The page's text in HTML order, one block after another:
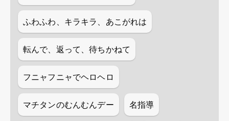
ふわふわ、キラキラ、あこがれは
転んで、返って、待ちかねて
フニャフニャでヘロヘロ
マチタンのむんむんデー 名指導